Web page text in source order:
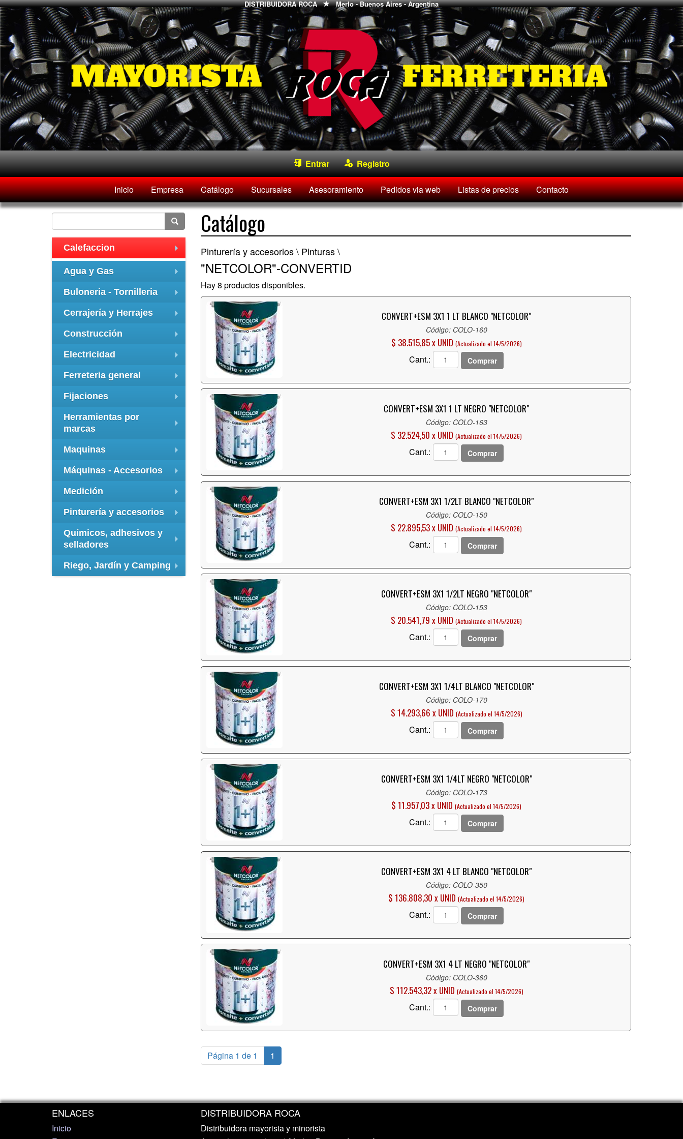
DISTRIBUIDORA ROCA Merlo - Buenos Aires - Argentina
Entrar Registro
Inicio Empresa Catálogo Sucursales Asesoramiento Pedidos via web Listas de precios Contacto
+
Calefaccion
Agua y Gas
Buloneria - Tornilleria
Cerrajería y Herrajes
Construcción
Electricidad
Ferreteria general
Fijaciones
Herramientas por
marcas
Maquinas
Máquinas - Accesorios
Medición
Pinturería y accesorios
Químicos, adhesivos y
selladores
+
Riego, Jardín y Camping
Catálogo
Pinturería y accesorios \ Pinturas \
"NETCOLOR"-CONVERTID
Hay 8 productos disponibles.
CONVERT+ESM 3X1 1 LT BLANCO "NETCOLOR"
Código: COLO-160
$ 38.515,85 x UNID (Actualizado el 14/5/2026)
Cant.: Comprar
CONVERT+ESM 3X1 1 LT NEGRO "NETCOLOR"
Código: COLO-163
$ 32.524,50 x UNID (Actualizado el 14/5/2026)
Cant.: Comprar
CONVERT+ESM 3X1 1/2LT BLANCO "NETCOLOR"
Código: COLO-150
$ 22.895,53 x UNID (Actualizado el 14/5/2026)
Cant.: Comprar
CONVERT+ESM 3X1 1/2LT NEGRO "NETCOLOR"
Código: COLO-153
$ 20.541,79 x UNID (Actualizado el 14/5/2026)
Cant.: Comprar
CONVERT+ESM 3X1 1/4LT BLANCO "NETCOLOR"
Código: COLO-170
$ 14.293,66 x UNID (Actualizado el 14/5/2026)
Cant.: Comprar
CONVERT+ESM 3X1 1/4LT NEGRO "NETCOLOR"
Código: COLO-173
$ 11.957,03 x UNID (Actualizado el 14/5/2026)
Cant.: Comprar
CONVERT+ESM 3X1 4 LT BLANCO "NETCOLOR"
Código: COLO-350
$ 136.808,30 x UNID (Actualizado el 14/5/2026)
Cant.: Comprar
CONVERT+ESM 3X1 4 LT NEGRO "NETCOLOR"
Código: COLO-360
$ 112.543,32 x UNID (Actualizado el 14/5/2026)
Cant.: Comprar
Página 1 de 1 1
ENLACES
Inicio
DISTRIBUIDORA ROCA
Distribuidora mayorista y minorista